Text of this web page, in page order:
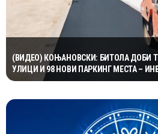
(ВИДЕО) КОЊАНОВСКИ: БИТОЛА ДОБИ
УЛИЦИ И 98 НОВИ ПАРКИНГ МЕСТА –
МИЛИОНИ ДЕНАРИ